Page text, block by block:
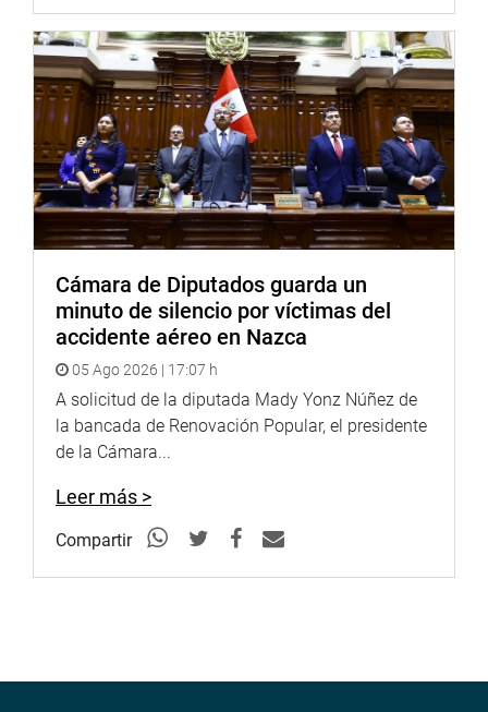
Cámara de Diputados guarda un
minuto de silencio por víctimas del
accidente aéreo en Nazca
05 Ago 2026 | 17:07 h
A solicitud de la diputada Mady Yonz Núñez de
la bancada de Renovación Popular, el presidente
de la Cámara...
Leer más >
Compartir